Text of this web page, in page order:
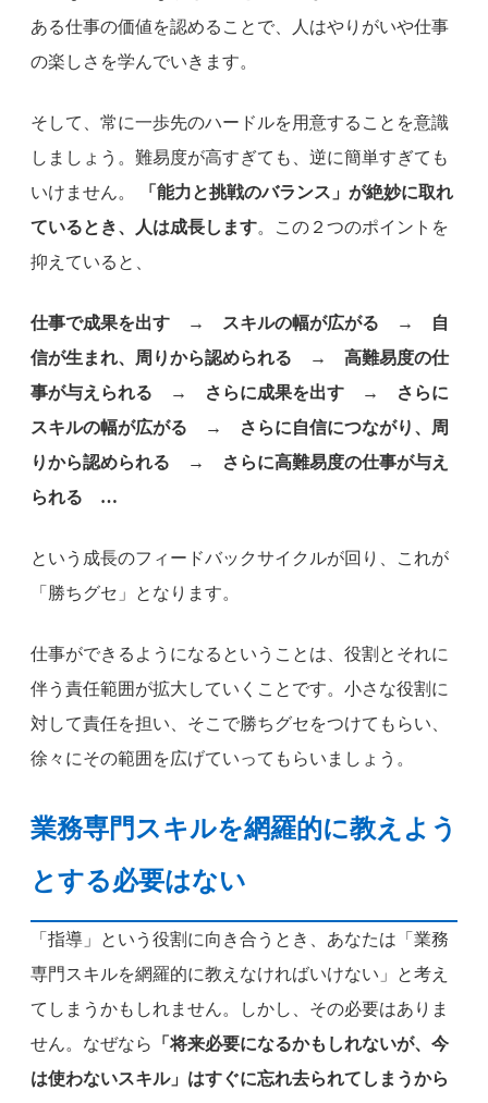
ある仕事の価値を認めることで、人はやりがいや仕事
の楽しさを学んでいきます。
そして、常に一歩先のハードルを用意することを意識
しましょう。難易度が高すぎても、逆に簡単すぎても
いけません。
「能力と挑戦のバランス」が絶妙に取れ
ているとき、人は成長します。この２つのポイントを
抑えていると、
仕事で成果を出す → スキルの幅が広がる → 自
信が生まれ、周りから認められる → 高難易度の仕
事が与えられる → さらに成果を出す → さらに
スキルの幅が広がる → さらに自信につながり、周
りから認められる → さらに高難易度の仕事が与え
られる …
という成長のフィードバックサイクルが回り、これが
「勝ちグセ」となります。
仕事ができるようになるということは、役割とそれに
伴う責任範囲が拡大していくことです。小さな役割に
対して責任を担い、そこで勝ちグセをつけてもらい、
徐々にその範囲を広げていってもらいましょう。
業務専門スキルを網羅的に教えよう
とする必要はない
「指導」という役割に向き合うとき、あなたは「業務
専門スキルを網羅的に教えなければいけない」と考え
てしまうかもしれません。しかし、その必要はありま
せん。なぜなら
「将来必要になるかもしれないが、今
は使わないスキル」はすぐに忘れ去られてしまうから